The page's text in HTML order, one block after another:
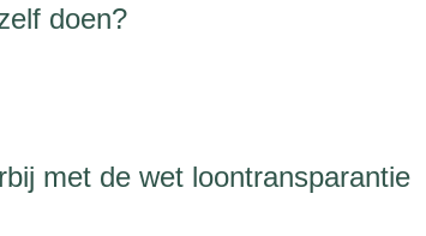
doen?
met de wet loontransparantie